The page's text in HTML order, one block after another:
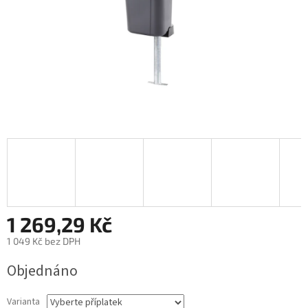
1 269,29 Kč
1 049 Kč bez DPH
cena:
Objednáno
Varianta